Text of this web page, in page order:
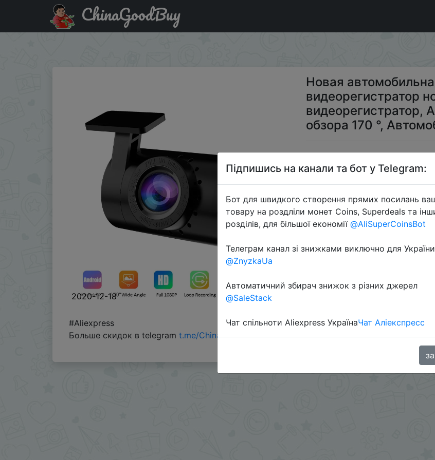
Акція на Новая автомобильная видеокамера HD 1080P, видеорегистратор ночного видения,
Автомобил�…
ChinaGoodBuy
2020-12-18
Новая
видеорегистратор
видеорегистратор,
обзора 170 °,
#Aliexpress
Больше скидок в telegram t.me/ChinaGoodBuy
Підпишись на канали та бот у Telegram:
Бот для швидкого створення прямих посилань
товару на роздліли монет Coins, Superdeals та
розділів, для більшої економії @AliSuperCoinsBot
Телеграм канал зі знижками виключно для України
@ZnyzkaUa
Автоматичний збирач знижок з різних джерел
@SaleStack
Чат спільноти Aliexpress УкраїнаЧат Аліекспресс